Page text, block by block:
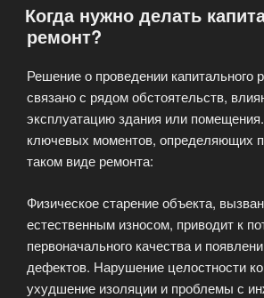
ключ»»
Когда нужно делать
ремонт?
Решение о проведении капитального
связано с рядом обстоятельств,
эксплуатацию здания или
ключевых моментов, определяющих
таком виде ремонта:
Физическое старение объекта,
естественным износом, приводит к
первоначального качества и
дефектов. Нарушение целостности
ухудшение изоляции и проблемы с